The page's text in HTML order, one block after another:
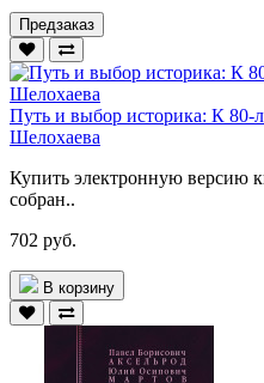
Предзаказ
Путь и выбор историка: К 80-
Шелохаева
Купить электронную
собран..
702 руб.
В корзину